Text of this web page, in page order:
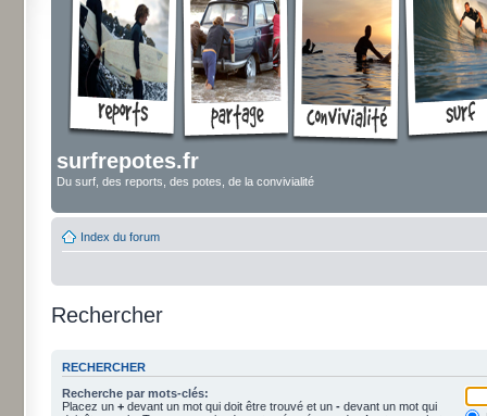
surfrepotes.fr
Du surf, des reports, des potes, de la convivialité
Index du forum
Rechercher
RECHERCHER
Recherche par mots-clés:
Placez un + devant un mot qui doit être trouvé et un - devant un mot qui